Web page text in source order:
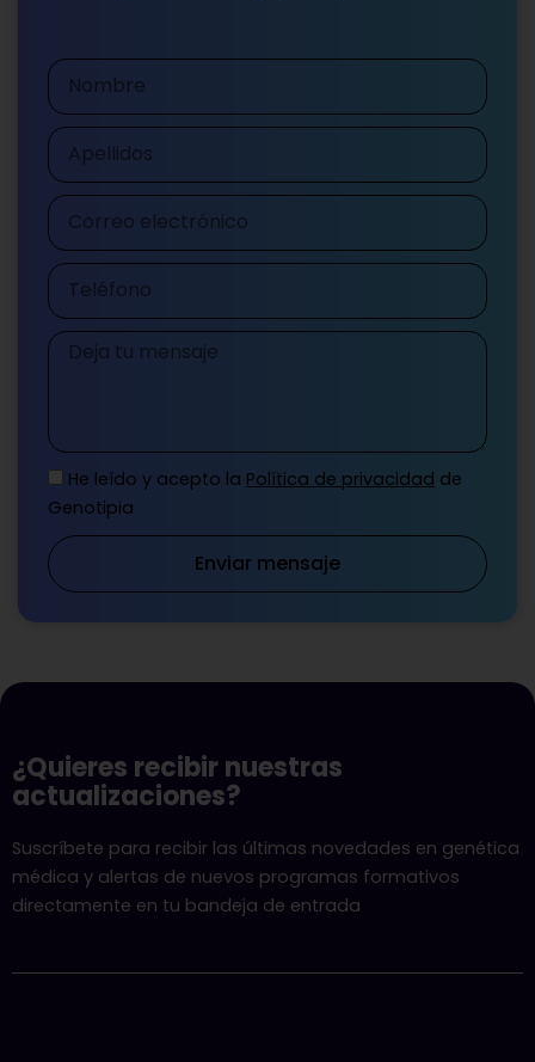
Nombre
Apellidos
Correo
electrónico
Teléfono
Mensaje
He leído y acepto la Política de privacidad de
Genotipia
Enviar mensaje
¿Quieres recibir nuestras
actualizaciones?
Suscríbete para recibir las últimas novedades en genética
médica y alertas de nuevos programas formativos
directamente en tu bandeja de entrada